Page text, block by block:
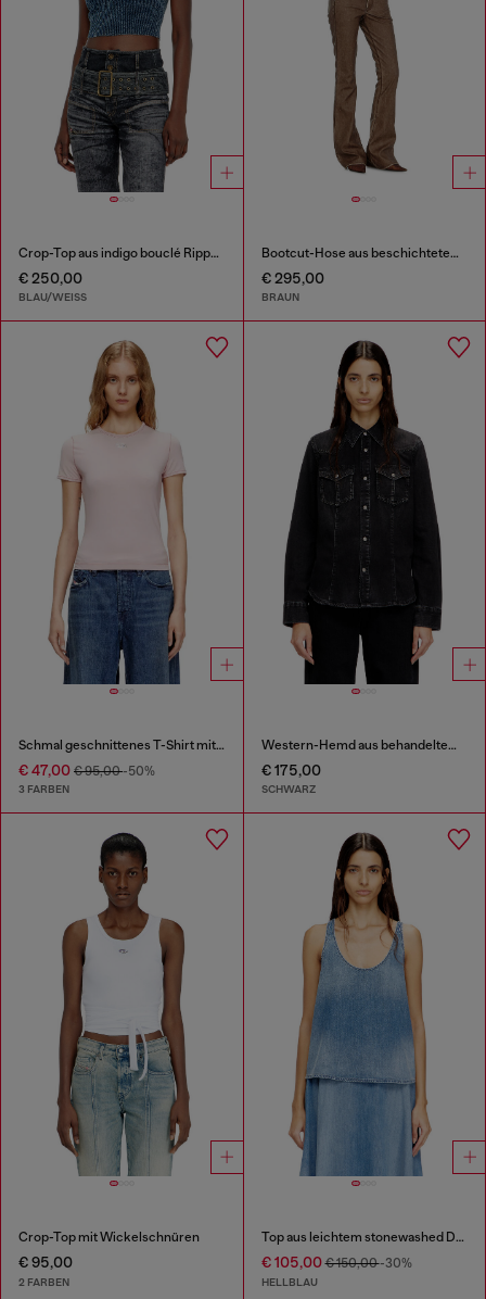
Crop-Top aus indigo bouclé Rippstrick
€ 250,00
BLAU/WEISS
Bootcut-Hose aus beschichtetem Material
€ 295,00
BRAUN
Schmal geschnittenes T-Shirt mit metallischem Oval D
€ 47,00 € 95,00-50%
3 FARBEN
Western-Hemd aus behandeltem Denim
€ 175,00
SCHWARZ
Crop-Top mit Wickelschnüren
€ 95,00
2 FARBEN
Top aus leichtem stonewashed Denim
€ 105,00€ 150,00-30%
HELLBLAU